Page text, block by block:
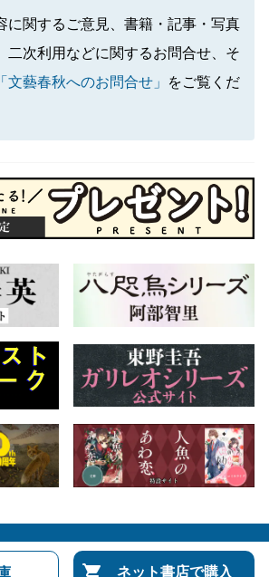
に関するご意見、書籍・記事・写真
二次利用などに関するお問合せ、そ
「文藝春秋へのお問合せ」
をご覧くだ
ネット書店で購入
自費出版のご案内 お問合せ